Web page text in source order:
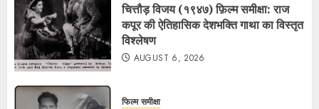
चित्तौड़ विजय (१९४७) फ़िल्म समीक्षा: राज
कपूर की ऐतिहासिक देशभक्ति गाथा का विस्तृत
विश्लेषण
AUGUST 6, 2026
फिल्म समीक्षा